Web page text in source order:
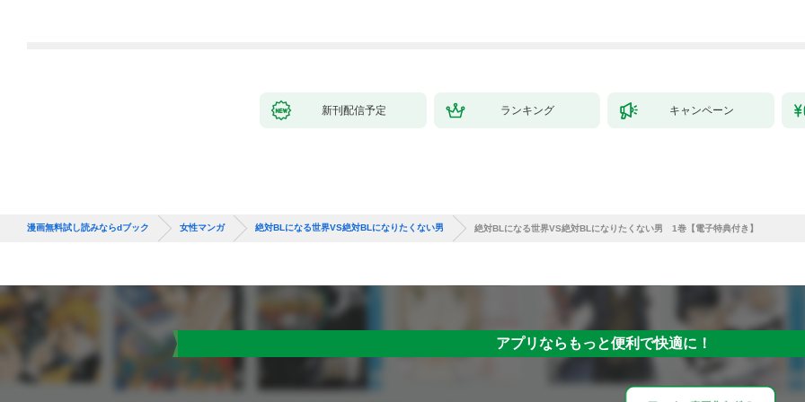
新刊配信予定 ランキング キャンペーン
漫画無料試し読みならdブック 女性マンガ 絶対BLになる世界VS絶対BLになりたくない男 絶対BLになる世界VS絶対BLになりたくない男 1巻【電子特典付き】
アプリならもっと便利で快適に！